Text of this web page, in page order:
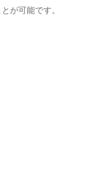
が可能です。